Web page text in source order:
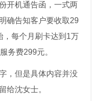
开机通告函，一式两
确告知客户要收取29
，每个月刷卡达到1万
务费299元。
，但是具体内容并没
给沈女士。